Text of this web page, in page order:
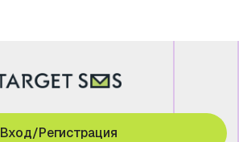
Вход/Регистрация